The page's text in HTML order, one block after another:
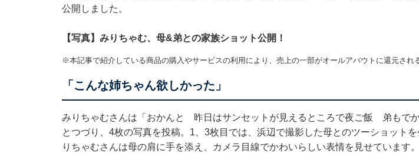
公開しました。
【写真】みりちゃむ、母&弟との家族ショット公開！
※本記事で紹介している商品の購入やサービスの利用により、売上の一部がオールアバウトに還元され
「こんな姉ちゃん欲しかった」
みりちゃむさんは「おかんと 昨日はサンセットが見えるところで夜ご飯‎ 弟もでか
とつづり、4枚の写真を投稿。1、3枚目では、浜辺で撮影した母とのツーショット
りちゃむさんは母の肩に手を添え、カメラ目線でかわいらしい表情を見せています